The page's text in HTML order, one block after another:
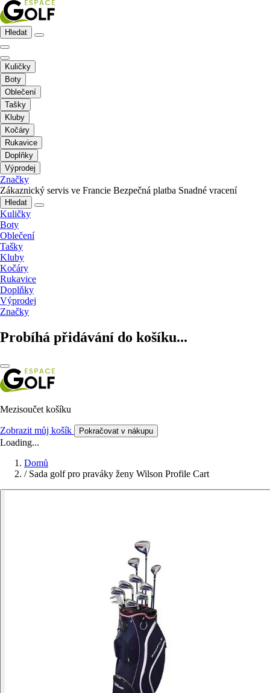
Hledat
Kuličky
Boty
Oblečení
Tašky
Kluby
Kočáry
Rukavice
Doplňky
Výprodej
Značky
Zákaznický servis ve Francie Bezpečná platba Snadné vracení
Hledat
Kuličky
Boty
Oblečení
Tašky
Kluby
Kočáry
Rukavice
Doplňky
Výprodej
Značky
Probíhá přidávání do košíku...
Mezisoučet košíku
Zobrazit můj košík Pokračovat v nákupu
Loading...
Domů
/ Sada golf pro praváky ženy Wilson Profile Cart